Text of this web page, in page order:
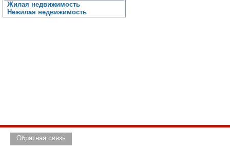
Жилая недвижимость
Нежилая недвижимость
Обратная связь